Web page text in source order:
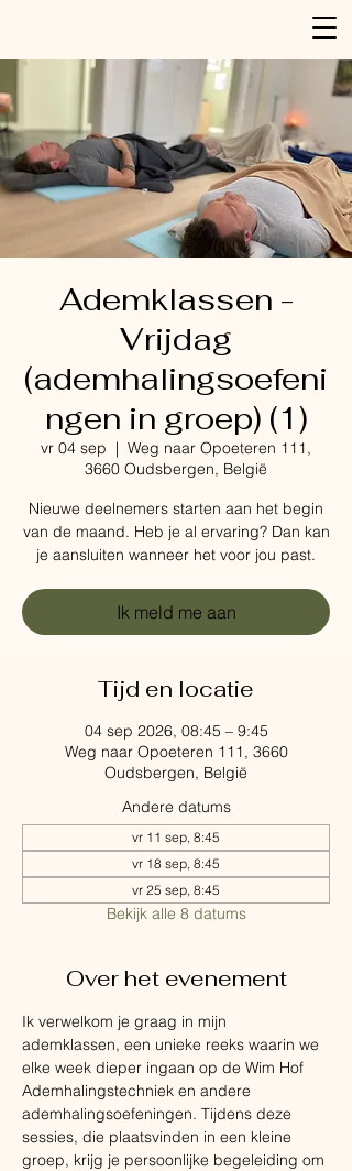
Ademklassen -
Vrijdag
(ademhalingsoefeni
ngen in groep) (1)
vr 04 sep
  |
Weg naar Opoeteren 111,
3660 Oudsbergen, België
Nieuwe deelnemers starten aan het begin
van de maand. Heb je al ervaring? Dan kan
je aansluiten wanneer het voor jou past.
Ik meld me aan
Tijd en locatie
04 sep 2026, 08:45 – 9:45
Weg naar Opoeteren 111, 3660
Oudsbergen, België
Andere datums
vr 11 sep, 8:45
vr 18 sep, 8:45
vr 25 sep, 8:45
Bekijk alle 8 datums
Over het evenement
Ik verwelkom je graag in mijn
ademklassen, een unieke reeks waarin we
elke week dieper ingaan op de Wim Hof
Ademhalingstechniek en andere
ademhalingsoefeningen. Tijdens deze
sessies, die plaatsvinden in een kleine
groep, krijg je persoonlijke begeleiding om